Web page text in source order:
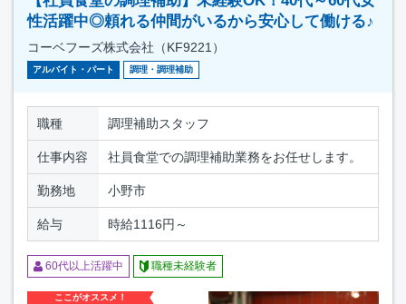
性活躍中◎頼れる仲間がいるから安心して働ける♪
コーベフーズ株式会社（KF9221）
アルバイト・パート 調理・調理補助
職種 調理補助スタッフ
仕事内容 社員食堂での調理補助業務をお任せします。
勤務地 小野市
給与 時給1116円～
60代以上活躍中 職種未経験者
ここがオススメ！